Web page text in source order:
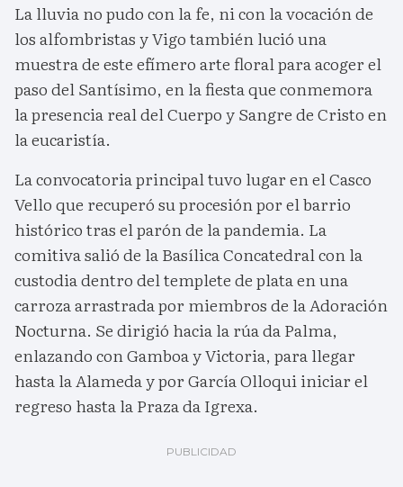
La lluvia no pudo con la fe, ni con la vocación de
los alfombristas y Vigo también lució una
muestra de este efímero arte floral para acoger el
paso del Santísimo, en la fiesta que conmemora
la presencia real del Cuerpo y Sangre de Cristo en
la eucaristía.
La convocatoria principal tuvo lugar en el Casco
Vello que recuperó su procesión por el barrio
histórico tras el parón de la pandemia. La
comitiva salió de la Basílica Concatedral con la
custodia dentro del templete de plata en una
carroza arrastrada por miembros de la Adoración
Nocturna. Se dirigió hacia la rúa da Palma,
enlazando con Gamboa y Victoria, para llegar
hasta la Alameda y por García Olloqui iniciar el
regreso hasta la Praza da Igrexa.